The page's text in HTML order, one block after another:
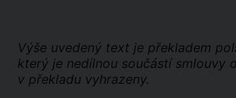
Výše uvedený text je překladem
který je nedílnou součástí smlouvy
v překladu vyhrazeny.